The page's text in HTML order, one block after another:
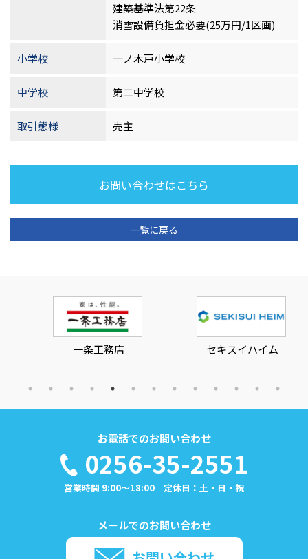
建築基準法第22条
消雪設備負担金必要(25万円/1区画)
小学校 一ノ木戸小学校
中学校 第二中学校
取引態様 売主
お問い合わせはこちら
一覧に戻る
一条工務店 セキスイハイム
お電話でのお問い合わせ
0256-35-2551
営業時間 9:00～18:00 定休日：土・日・祝
メールでのお問い合わせ